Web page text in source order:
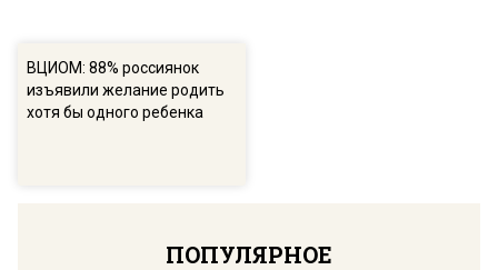
ВЦИОМ: 88% россиянок
изъявили желание родить
хотя бы одного ребенка
ПОПУЛЯРНОЕ